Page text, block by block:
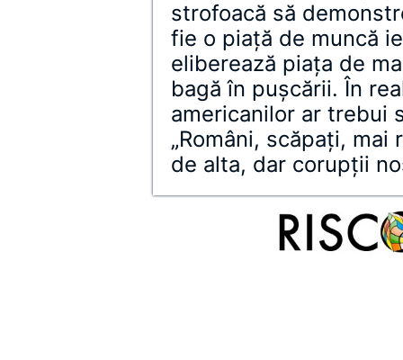
strofoacă să
fie o piață de muncă
eliberează piața de
bagă în pușcării. În
americanilor ar trebui
„Români, scăpați,
de alta, dar corupții